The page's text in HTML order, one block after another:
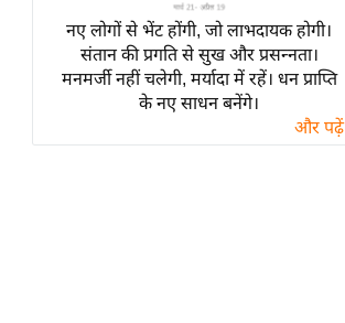
त्योहार
राशिफल
विशेष
नए लोगों से भेंट होंगी, जो लाभदायक होगी।
संतान की प्रगति से सुख और प्रसन्नता।
मनमर्जी नहीं चलेगी, मर्यादा में रहें। धन प्राप्ति
के नए साधन बनेंगे।
और पढ़ें